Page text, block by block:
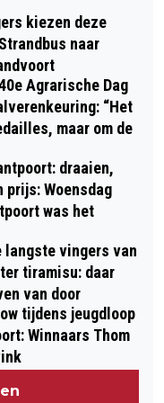
BIJ
DE
kiezen deze
naar
Agrarische Dag
“Het
maar om de
draaien,
prijs: Woensdag
was het
langste vingers van
tiramisu: daar
van door
tijdens jeugdloop
Winnaars Thom